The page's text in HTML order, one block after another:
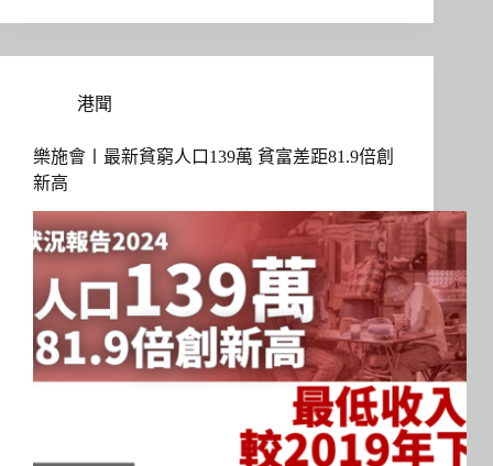
港聞
樂施會〡最新貧窮人口139萬 貧富差距81.9倍創
新高